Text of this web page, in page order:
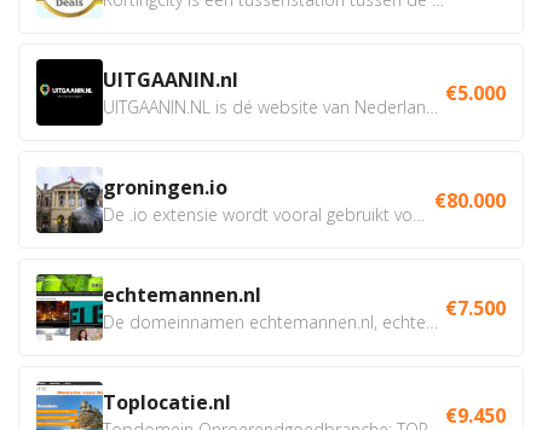
UITGAANIN.nl €5.000
groningen.io €80.000
echtemannen.nl €7.500
Toplocatie.nl €9.450